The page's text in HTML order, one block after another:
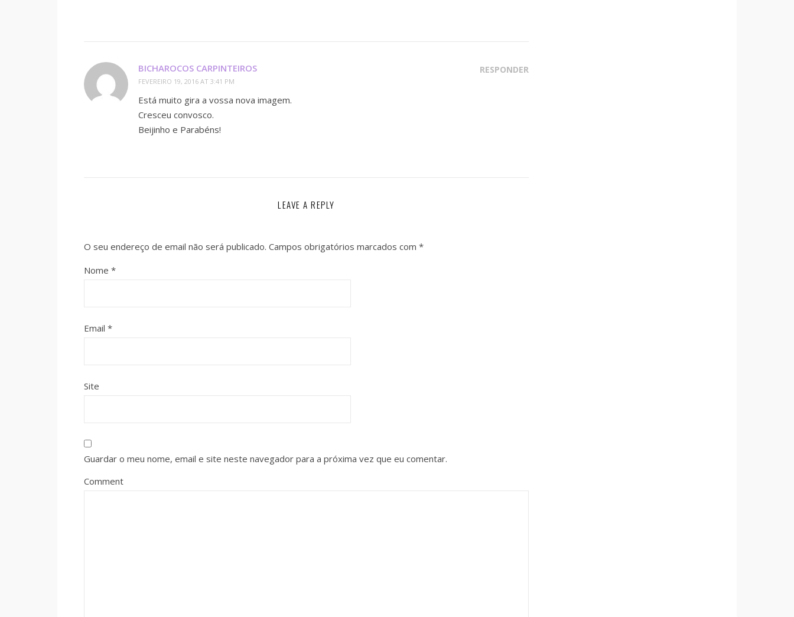
BICHAROCOS CARPINTEIROS
FEVEREIRO 19, 2016 AT 3:41 PM
RESPONDER
Está muito gira a vossa nova imagem.
Cresceu convosco.
Beijinho e Parabéns!
LEAVE A REPLY
O seu endereço de email não será publicado. Campos obrigatórios marcados com *
Nome *
Email *
Site
Guardar o meu nome, email e site neste navegador para a próxima vez que eu comentar.
Comment